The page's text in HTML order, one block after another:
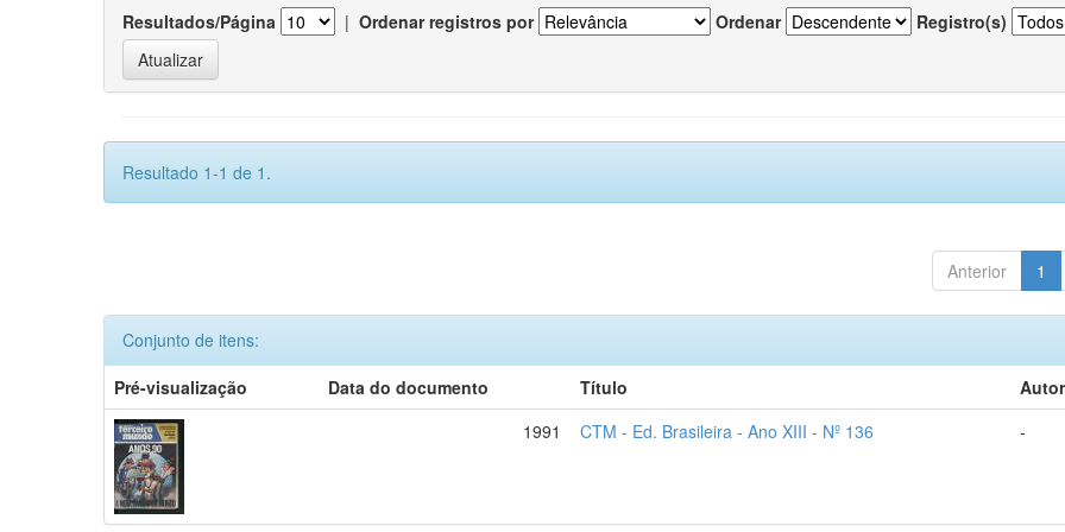
Resultados/Página | Ordenar registros por Ordenar Registro(s)
Resultado 1-1 de 1.
Anterior 1
Conjunto de itens:
Pré-visualização
Data do documento Título
1991
CTM - Ed. Brasileira - Ano XIII - Nº 136 -